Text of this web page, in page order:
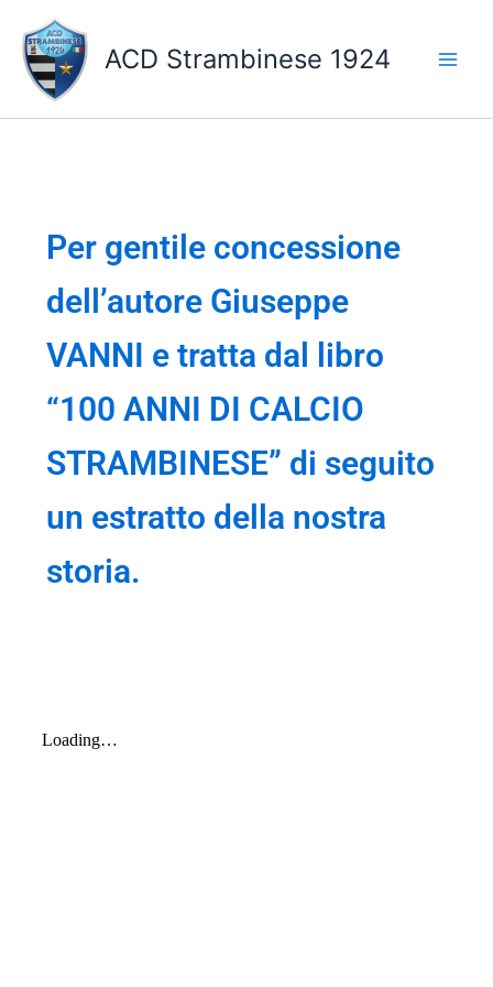
contenuto
ACD Strambinese 1924
Per gentile concessione
dell’autore Giuseppe
VANNI e tratta dal libro
“100 ANNI DI CALCIO
STRAMBINESE” di seguito
un estratto della nostra
storia.